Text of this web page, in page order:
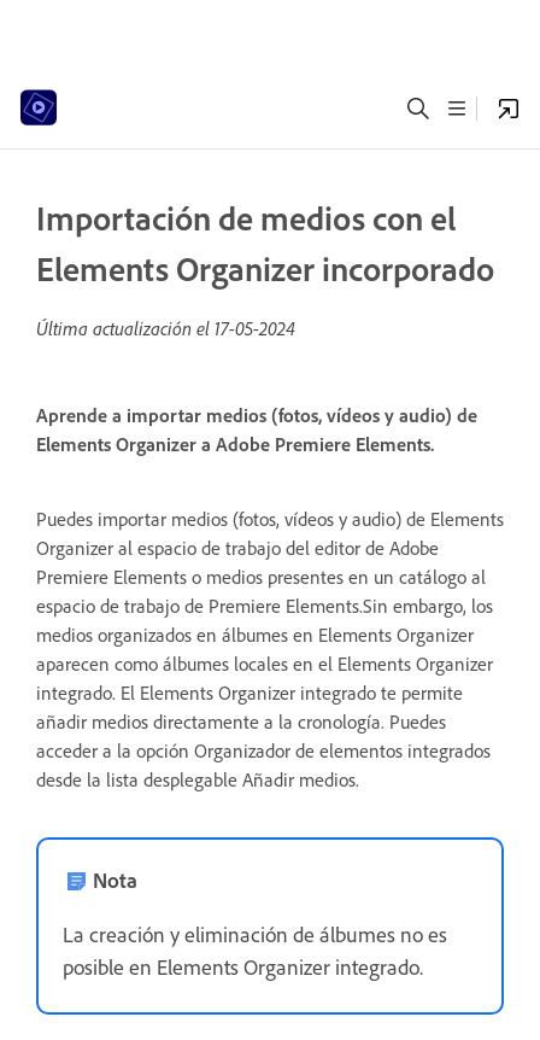
Importación de medios con el
Elements Organizer incorporado
Última actualización el 17-05-2024
Aprende a importar medios (fotos, vídeos y audio) de
Elements Organizer a Adobe Premiere Elements.
Puedes importar medios (fotos, vídeos y audio) de Elements
Organizer al espacio de trabajo del editor de Adobe
Premiere Elements o medios presentes en un catálogo al
espacio de trabajo de Premiere Elements.Sin embargo, los
medios organizados en álbumes en Elements Organizer
aparecen como álbumes locales en el Elements Organizer
integrado. El Elements Organizer integrado te permite
añadir medios directamente a la cronología. Puedes
acceder a la opción Organizador de elementos integrados
desde la lista desplegable Añadir medios.
Nota
La creación y eliminación de álbumes no es
posible en Elements Organizer integrado.